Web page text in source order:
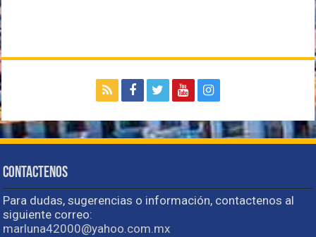
Contactenos
Para dudas, sugerencias o información, contactenos al
siguiente correo:
marluna42000@yahoo.com.mx